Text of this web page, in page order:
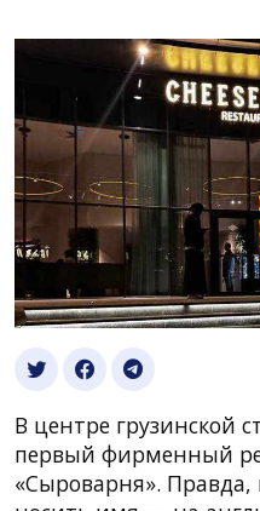
В центре грузинской
первый фирменный
«Сыроварня». Правда,